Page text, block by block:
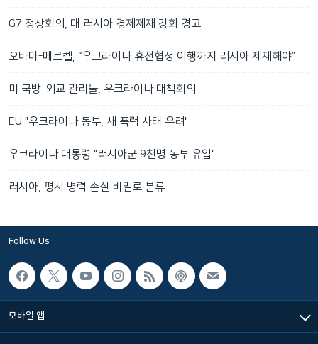
G7 정상회의, 대 러시아 경제제재 강화 경고
오바마-메르켈, “우크라이나 휴전협정 이행까지 러시아 제재해야”
미 국방·외교 관리들, 우크라이나 대책회의
EU "우크라이나 동부, 새 폭력 사태 우려"
우크라이나 대통령 "러시아군 9천명 동부 유입"
러시아, 평시 병력 손실 비밀로 분류
Follow Us
모바일 앱